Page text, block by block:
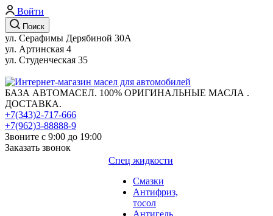
Войти
Поиск
ул. Серафимы Дерябиной 30А
ул. Артинская 4
ул. Студенческая 35
БАЗА АВТОМАСЕЛ. 100% ОРИГИНАЛЬНЫЕ МАСЛА .
ДОСТАВКА.
+7(343)2-717-666
+7(962)3-88888-9
Звоните с 9:00 до 19:00
Заказать звонок
Спец жидкости
Смазки
Антифриз,
тосол
Антигель